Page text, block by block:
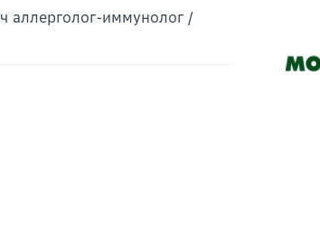
аллерголог-иммунолог /